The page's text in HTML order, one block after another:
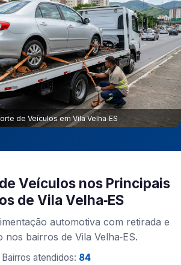
de Veículos em Vila Velha‑ES
Veículos nos Principais
de Vila Velha‑ES
automotiva com retirada e
nos bairros de Vila Velha‑ES.
Bairros atendidos: 84